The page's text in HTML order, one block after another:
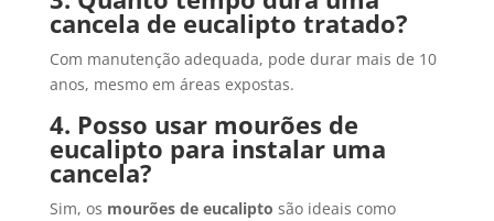
cancela de eucalipto tratado?
Com manutenção adequada, pode durar mais de 10
anos, mesmo em áreas expostas.
4. Posso usar mourões de
eucalipto para instalar uma
cancela?
Sim, os mourões de eucalipto são ideais como